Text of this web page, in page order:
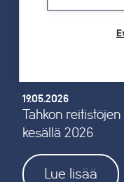
19.05.2026
Tahkon
kesällä 2026
Lue lisää